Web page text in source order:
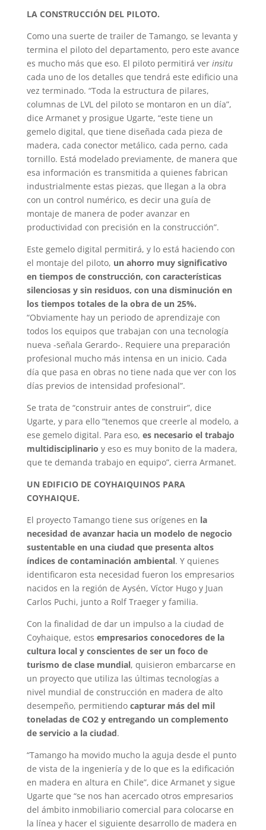
LA CONSTRUCCIÓN DEL PILOTO.
Como una suerte de trailer de Tamango, se levanta y
termina el piloto del departamento, pero este avance
es mucho más que eso. El piloto permitirá ver insitu
cada uno de los detalles que tendrá este edificio una
vez terminado. “Toda la estructura de pilares,
columnas de LVL del piloto se montaron en un día”,
dice Armanet y prosigue Ugarte, “este tiene un
gemelo digital, que tiene diseñada cada pieza de
madera, cada conector metálico, cada perno, cada
tornillo. Está modelado previamente, de manera que
esa información es transmitida a quienes fabrican
industrialmente estas piezas, que llegan a la obra
con un control numérico, es decir una guía de
montaje de manera de poder avanzar en
productividad con precisión en la construcción”.
Este gemelo digital permitirá, y lo está haciendo con
el montaje del piloto, un ahorro muy significativo
en tiempos de construcción, con características
silenciosas y sin residuos, con una disminución en
los tiempos totales de la obra de un 25%.
“Obviamente hay un periodo de aprendizaje con
todos los equipos que trabajan con una tecnología
nueva -señala Gerardo-. Requiere una preparación
profesional mucho más intensa en un inicio. Cada
día que pasa en obras no tiene nada que ver con los
días previos de intensidad profesional”.
Se trata de “construir antes de construir”, dice
Ugarte, y para ello “tenemos que creerle al modelo, a
ese gemelo digital. Para eso, es necesario el trabajo
multidisciplinario y eso es muy bonito de la madera,
que te demanda trabajo en equipo”, cierra Armanet.
UN EDIFICIO DE COYHAIQUINOS PARA
COYHAIQUE.
El proyecto Tamango tiene sus orígenes en la
necesidad de avanzar hacia un modelo de negocio
sustentable en una ciudad que presenta altos
índices de contaminación ambiental. Y quienes
identificaron esta necesidad fueron los empresarios
nacidos en la región de Aysén, Víctor Hugo y Juan
Carlos Puchi, junto a Rolf Traeger y familia.
Con la finalidad de dar un impulso a la ciudad de
Coyhaique, estos empresarios conocedores de la
cultura local y conscientes de ser un foco de
turismo de clase mundial, quisieron embarcarse en
un proyecto que utiliza las últimas tecnologías a
nivel mundial de construcción en madera de alto
desempeño, permitiendocapturar más del mil
toneladas de CO2 y entregando un complemento
de servicio a la ciudad.
“Tamango ha movido mucho la aguja desde el punto
de vista de la ingeniería y de lo que es la edificación
en madera en altura en Chile”, dice Armanet y sigue
Ugarte que “se nos han acercado otros empresarios
del ámbito inmobiliario comercial para colocarse en
la línea y hacer el siguiente desarrollo de madera en